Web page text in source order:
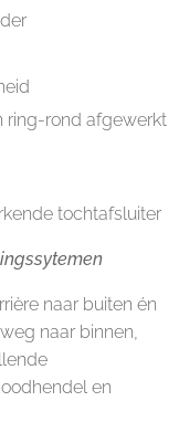
ring-rond afgewerkt
tochtafsluiter
naar buiten én
naar binnen,
en